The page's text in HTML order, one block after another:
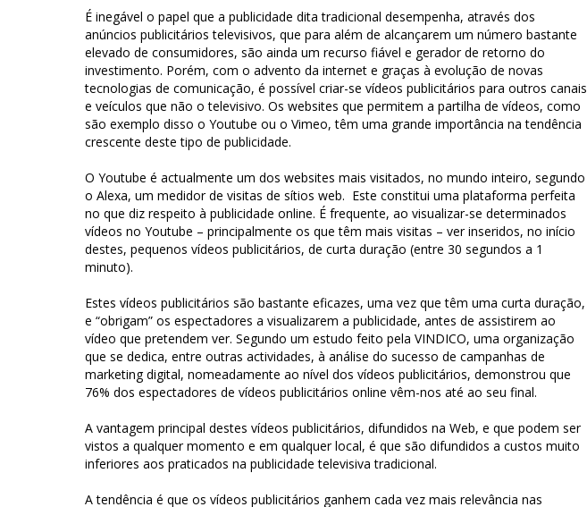
É inegável o papel que a publicidade dita tradicional desempenha, através dos
anúncios publicitários televisivos, que para além de alcançarem um número bastante
elevado de consumidores, são ainda um recurso fiável e gerador de retorno do
investimento. Porém, com o advento da internet e graças à evolução de novas
tecnologias de comunicação, é possível criar-se vídeos publicitários para outros canais
e veículos que não o televisivo. Os websites que permitem a partilha de vídeos, como
são exemplo disso o Youtube ou o Vimeo, têm uma grande importância na tendência
crescente deste tipo de publicidade.
O Youtube é actualmente um dos websites mais visitados, no mundo inteiro, segundo
o Alexa, um medidor de visitas de sítios web. Este constitui uma plataforma perfeita
no que diz respeito à publicidade online. É frequente, ao visualizar-se determinados
vídeos no Youtube – principalmente os que têm mais visitas – ver inseridos, no início
destes, pequenos vídeos publicitários, de curta duração (entre 30 segundos a 1
minuto).
Estes vídeos publicitários são bastante eficazes, uma vez que têm uma curta duração,
e “obrigam” os espectadores a visualizarem a publicidade, antes de assistirem ao
vídeo que pretendem ver. Segundo um estudo feito pela VINDICO, uma organização
que se dedica, entre outras actividades, à análise do sucesso de campanhas de
marketing digital, nomeadamente ao nível dos vídeos publicitários, demonstrou que
76% dos espectadores de vídeos publicitários online vêm-nos até ao seu final.
A vantagem principal destes vídeos publicitários, difundidos na Web, e que podem ser
vistos a qualquer momento e em qualquer local, é que são difundidos a custos muito
inferiores aos praticados na publicidade televisiva tradicional.
A tendência é que os vídeos publicitários ganhem cada vez mais relevância nas